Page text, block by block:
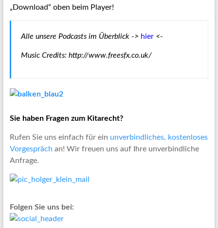
„Download“ oben beim Player!
Alle unsere Podcasts im Überblick -> hier<-
Music Credits: http://www.freesfx.co.uk/
Sie haben Fragen zum Kitarecht?
Rufen Sie uns einfach für ein unverbindliches, kostenloses
Vorgespräch an! Wir freuen uns auf Ihre unverbindliche
Anfrage.
Folgen Sie uns bei: